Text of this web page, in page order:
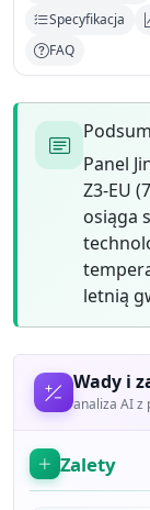
Specyfikacja
FAQ
Panel
Z3-EU
osiąga
letnią
Wady i
analiza AI z
Zalety